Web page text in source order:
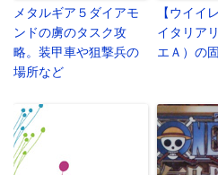
メタルギア５ダイアモ
ンドの虜のタスク攻
略。装甲車や狙撃兵の
場所など
【ウイイ
イタリア
エＡ）の